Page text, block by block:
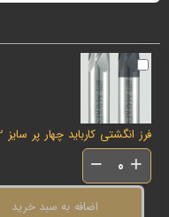
فرز انگشتی کارباید چهار پر سایز 2 برند MAYKESTAG اتریش
اضافه به سبد خرید